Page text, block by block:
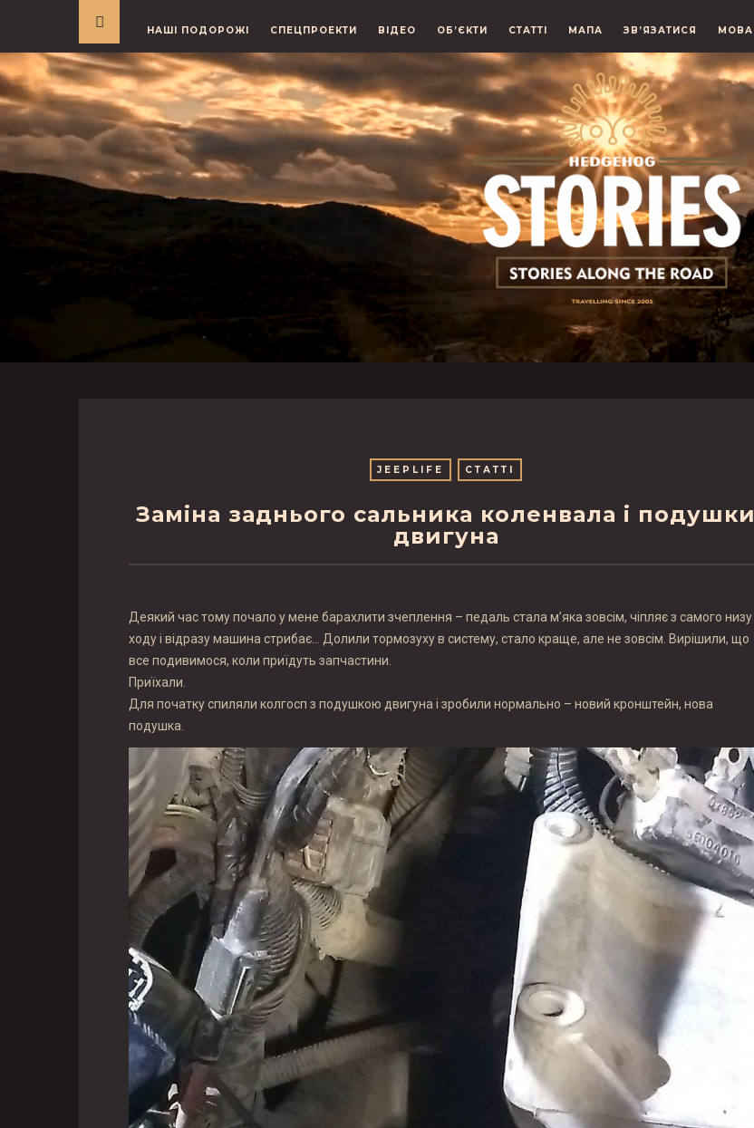
НАШІ ПОДОРОЖІ
СПЕЦПРОЕКТИ ВІДЕО ОБ’ЄКТИ СТАТТІ МАПА ЗВ’ЯЗАТИСЯ МОВА
JEEPLIFE СТАТТІ
Заміна заднього сальника коленвала і подушки
двигуна
Деякий час тому почало у мене барахлити зчеплення – педаль стала м’яка зовсім, чіпляє з самого низу
ходу і відразу машина стрибає… Долили тормозуху в систему, стало краще, але не зовсім. Вирішили, що
все подивимося, коли приїдуть запчастини.
Приїхали.
Для початку спиляли колгосп з подушкою двигуна і зробили нормально – новий кронштейн, нова
подушка.